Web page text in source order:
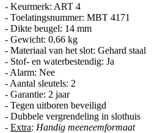
- Keurmerk: ART 4
- Toelatingsnummer: MBT 4171
- Dikte beugel: 14 mm
- Gewicht: 0,66 kg
- Materiaal van het slot: Gehard staal
- Stof- en waterbestendig: Ja
- Alarm: Nee
- Aantal sleutels: 2
- Garantie: 2 jaar
- Tegen uitboren beveiligd
- Dubbele vergrendeling in slothuis
- Extra: Handig meeneemformaat